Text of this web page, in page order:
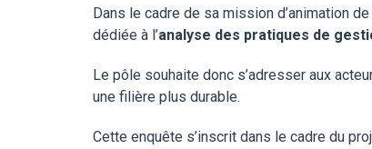
Dans le cadre de sa mission d’animation
dédiée à l’analyse des pratiques de
Le pôle souhaite donc s’adresser aux
une filière plus durable.
Cette enquête s’inscrit dans le cadre du